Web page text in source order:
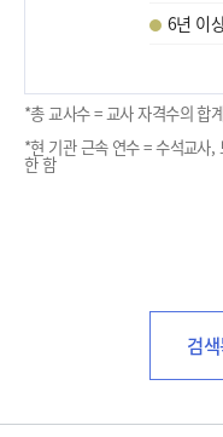
6년 이
*총 교사수 = 교사 자격수의 합계
*현 기관 근속 연수 = 수석교사
한 함
검